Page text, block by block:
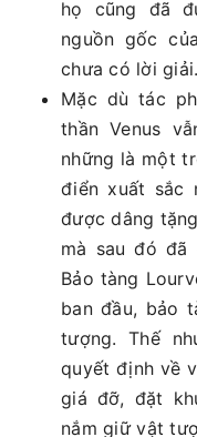
họ cũng đã
nguồn gốc
chưa có lời giải.
Mặc dù tác
thần Venus
những là một
điển xuất sắc
được dâng
mà sau đó đã
Bảo tàng
ban đầu, bảo
tượng. Thế
quyết định về
giá đỡ, đặt
nắm giữ vật